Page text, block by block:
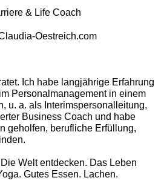
& Life Coach
Oestreich.com
Ich habe langjährige Erfahrung
Personalmanagement in einem
u. a. als Interimspersonalleitung,
Business Coach und habe
geholfen, berufliche Erfüllung,
Welt entdecken. Das Leben
Gutes Essen. Lachen.